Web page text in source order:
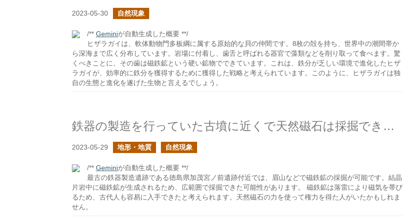
2023-05-30 自然現象
/** Geminiが自動生成した概要 **/
ヒザラガイは、軟体動物門多板綱に属する原始的な貝の仲間です。8枚の殻を持ち、世界中の潮間帯か
ら深海まで広く分布しています。岩場に付着し、歯舌と呼ばれる器官で藻類などを削り取って食べます。驚
くべきことに、その歯は磁鉄鉱という硬い鉱物でできています。これは、鉄分が乏しい環境で進化したヒザ
ラガイが、効率的に鉄分を獲得するために獲得した戦略と考えられています。このように、ヒザラガイは独
自の生態と進化を遂げた生物と言えるでしょう。
鉄器の製造を行っていた古墳に近くで天然磁石は採掘できるか？
2023-05-29 地形・地質 自然現象
/** Geminiが自動生成した概要 **/
最古の鉄器製造遺跡である徳島県加茂宮ノ前遺跡付近では、眉山などで磁鉄鉱の採掘が可能です。結晶
片岩中に磁鉄鉱が生成されるため、広範囲で採掘できた可能性があります。 磁鉄鉱は落雷により磁気を帯び
るため、古代人も容易に入手できたと考えられます。天然磁石の力を使って権力を得た人がいたかもしれま
せん。